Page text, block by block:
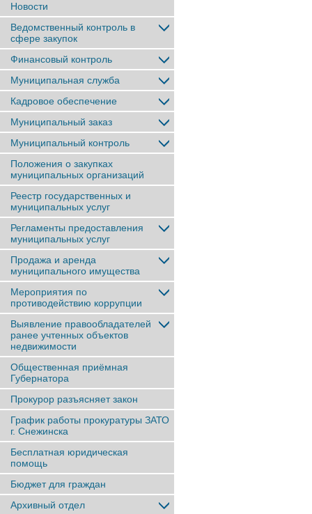
Новости
Ведомственный контроль в
сфере закупок
Финансовый контроль
Муниципальная служба
Кадровое обеспечение
Муниципальный заказ
Муниципальный контроль
Положения о закупках
муниципальных организаций
Реестр государственных и
муниципальных услуг
Регламенты предоставления
муниципальных услуг
Продажа и аренда
муниципального имущества
Мероприятия по
противодействию коррупции
Выявление правообладателей
ранее учтенныx объектов
недвижимости
Общественная приёмная
Губернатора
Прокурор разъясняет закон
График работы прокуратуры ЗАТО
г. Снежинска
Бесплатная юридическая
помощь
Бюджет для граждан
Архивный отдел